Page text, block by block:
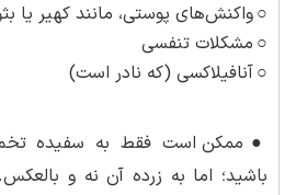
○واکنش‌های پوستی، مانند کهیر یا
○ مشکلات تنفسی
○آنافیلاکسی (که نادر است)
● ممکن است فقط به سفیده
باشید؛ اما به زرده آن نه و